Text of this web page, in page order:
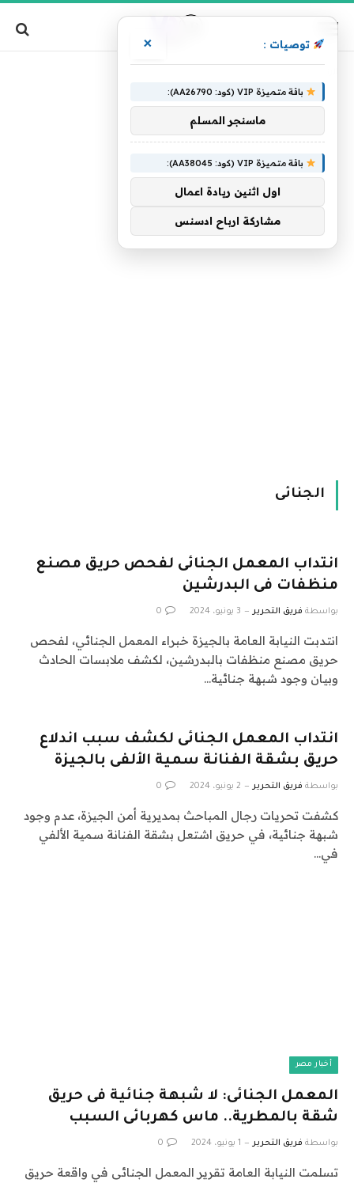
الجنائى
انتداب المعمل الجنائى لفحص حريق مصنع
منظفات فى البدرشين
بواسطة فريق التحرير 3 يونيو، 2024 0
انتدبت النيابة العامة بالجيزة خبراء المعمل الجنائي، لفحص
حريق مصنع منظفات بالبدرشين، لكشف ملابسات الحادث
وبيان وجود شبهة جنائية…
انتداب المعمل الجنائى لكشف سبب اندلاع
حريق بشقة الفنانة سمية الألفى بالجيزة
بواسطة فريق التحرير 2 يونيو، 2024 0
كشفت تحريات رجال المباحث بمديرية أمن الجيزة، عدم وجود
شبهة جنائية، في حريق اشتعل بشقة الفنانة سمية الألفي
في…
أخبار مصر
المعمل الجنائى: لا شبهة جنائية فى حريق
شقة بالمطرية.. ماس كهربائى السبب
بواسطة فريق التحرير 1 يونيو، 2024 0
تسلمت النيابة العامة تقرير المعمل الجنائى في واقعة حريق
توصيات : ×
باقة متميزة VIP (كود: AA26790):
ماسنجر المسلم
باقة متميزة VIP (كود: AA38045):
اول اثنين ريادة اعمال
مشاركة ارباح ادسنس